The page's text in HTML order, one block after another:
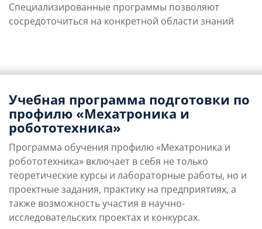
Специализированные программы позволяют
сосредоточиться на конкретной области знаний
Учебная программа подготовки по
профилю «Мехатроника и
робототехника»
Программа обучения профилю «Мехатроника и
робототехника» включает в себя не только
теоретические курсы и лабораторные работы, но и
проектные задания, практику на предприятиях, а
также возможность участия в научно-
исследовательских проектах и конкурсах.